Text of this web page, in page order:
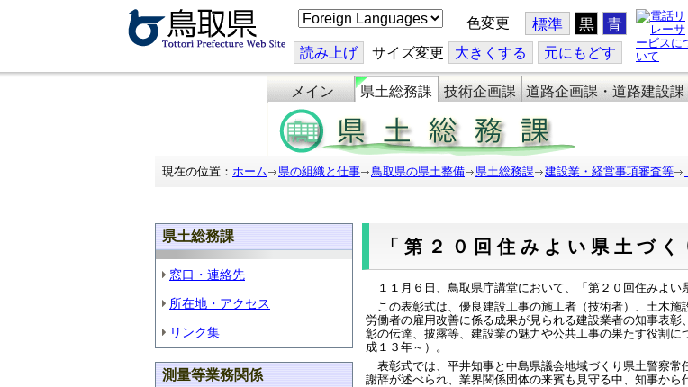
こ
の
ジ
を
翻
訳
す
る
色変更 標準 黒 青
読み上げ サイズ変更 大きくする 元にもどす
メイン 県土総務課 技術企画課 道路企画課・道路建設課
現在の位置： ホーム 県の組織と仕事 鳥取県の県土整備 県土総務課 建設業・経営事項審査等
県土総務課
窓口・連絡先
所在地・アクセス
リンク集
測量等業務関係
「第２０回住みよい県土づ
１１月６日、鳥取県庁講堂において、「第２０回住みよい
この表彰式は、優良建設工事の施工者（技術者）、土木
労働者の雇用改善に係る成果が見られる建設業者の知事表
彰の伝達、披露等、建設業の魅力や公共工事の果たす役割
成１３年～）。
表彰式では、平井知事と中島県議会地域づくり県土警察
謝辞が述べられ、業界関係団体の来賓も見守る中、知事から